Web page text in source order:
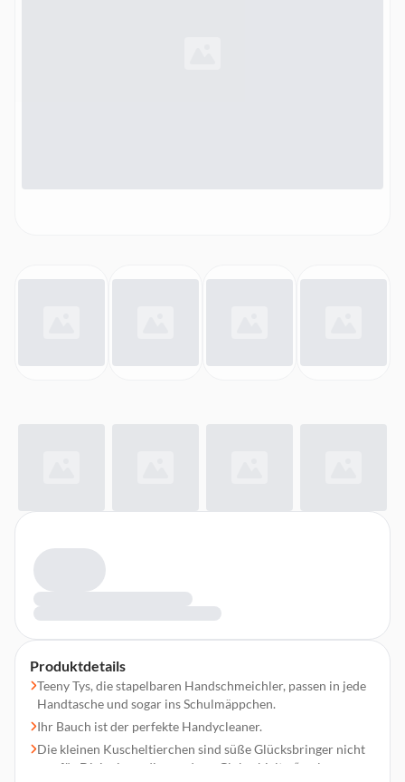
Produktdetails
Teeny Tys, die stapelbaren Handschmeichler, passen in jede
Handtasche und sogar ins Schulmäppchen.
Ihr Bauch ist der perfekte Handycleaner.
Die kleinen Kuscheltierchen sind süße Glücksbringer nicht
nur für Diejenigen, die aus dem „Glubschialter“ so langsam